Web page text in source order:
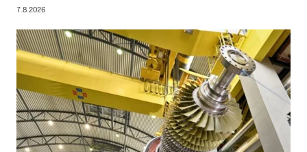
7.8.2026